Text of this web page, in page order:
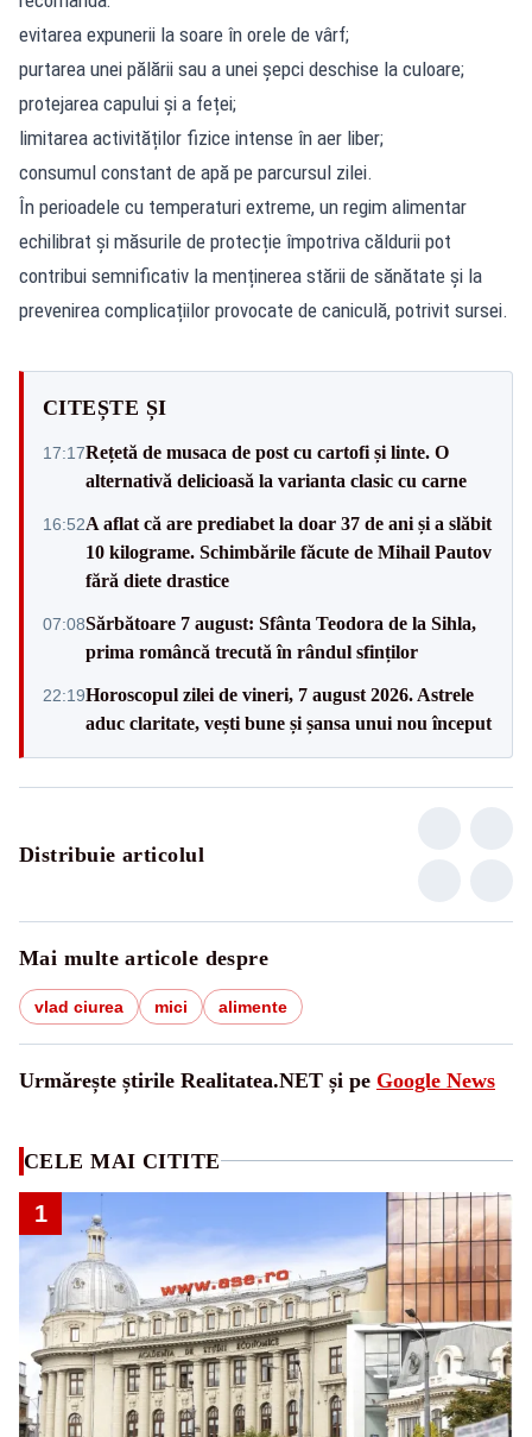
evitarea expunerii la soare în orele de vârf;
purtarea unei pălării sau a unei șepci deschise la culoare;
protejarea capului și a feței;
limitarea activităților fizice intense în aer liber;
consumul constant de apă pe parcursul zilei.
În perioadele cu temperaturi extreme, un regim alimentar
echilibrat și măsurile de protecție împotriva căldurii pot
contribui semnificativ la menținerea stării de sănătate și la
prevenirea complicațiilor provocate de caniculă, potrivit sursei.
CITEȘTE ȘI
17:17Rețetă de musaca de post cu cartofi și linte. O
alternativă delicioasă la varianta clasic cu carne
16:52A aflat că are prediabet la doar 37 de ani și a slăbit
10 kilograme. Schimbările făcute de Mihail Pautov
fără diete drastice
07:08Sărbătoare 7 august: Sfânta Teodora de la Sihla,
prima româncă trecută în rândul sfinților
22:19Horoscopul zilei de vineri, 7 august 2026. Astrele
aduc claritate, vești bune și șansa unui nou început
Distribuie articolul
Mai multe articole despre
vlad ciurea mici alimente
Urmărește știrile Realitatea.NET și pe Google News
CELE MAI CITITE
1